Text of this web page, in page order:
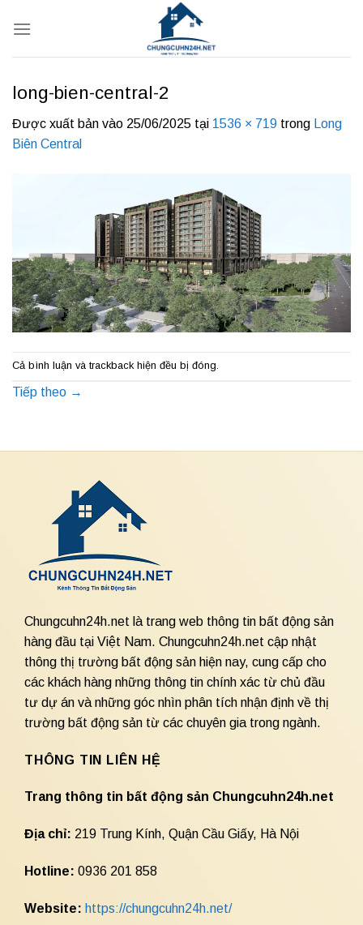
qua
long-bien-central-2
Được xuất bản vào 25/06/2025 tại 1536 × 719 trong
Long
Biên Central
Cả bình luận và trackback hiện đều bị đóng.
Tiếp theo →
Chungcuhn24h.net là trang web thông tin bất động sản
hàng đầu tại Việt Nam. Chungcuhn24h.net cập nhật
thông thị trường bất động sản hiện nay, cung cấp cho
các khách hàng những thông tin chính xác từ chủ đầu
tư dự án và những góc nhìn phân tích nhận định về thị
trường bất động sản từ các chuyên gia trong ngành.
THÔNG TIN LIÊN HỆ
Trang thông tin bất động sản Chungcuhn24h.net
Địa chỉ: 219 Trung Kính, Quận Cầu Giấy, Hà Nội
Hotline: 0936 201 858
Website: https://chungcuhn24h.net/